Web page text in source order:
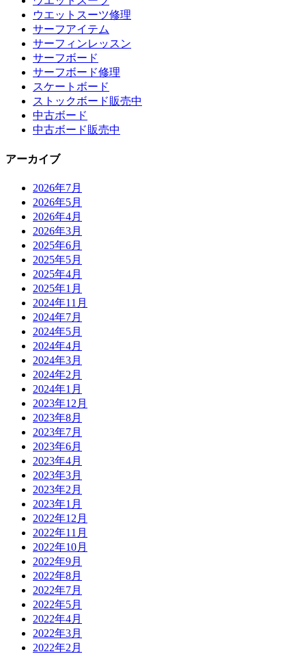
ウエットスーツ修理
サーフアイテム
サーフィンレッスン
サーフボード
サーフボード修理
スケートボード
ストックボード販売中
中古ボード
中古ボード販売中
アーカイブ
2026年7月
2026年5月
2026年4月
2026年3月
2025年6月
2025年5月
2025年4月
2025年1月
2024年11月
2024年7月
2024年5月
2024年4月
2024年3月
2024年2月
2024年1月
2023年12月
2023年8月
2023年7月
2023年6月
2023年4月
2023年3月
2023年2月
2023年1月
2022年12月
2022年11月
2022年10月
2022年9月
2022年8月
2022年7月
2022年5月
2022年4月
2022年3月
2022年2月